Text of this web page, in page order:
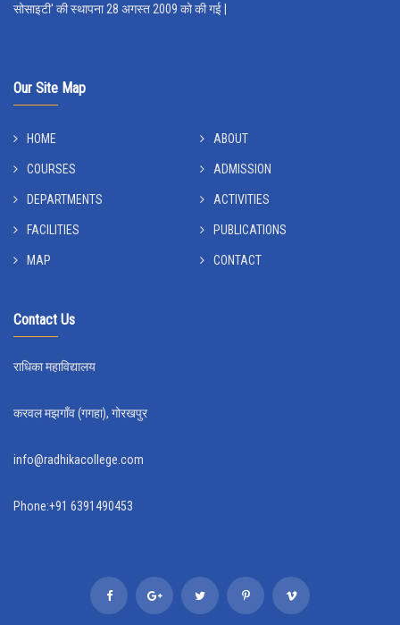
सोसाइटी' की स्थापना 28 अगस्त 2009 को की गई |
Our Site Map
HOME ABOUT
COURSES ADMISSION
DEPARTMENTS ACTIVITIES
FACILITIES PUBLICATIONS
MAP CONTACT
Contact Us
राधिका महाविद्यालय
करवल मझगाँव (गगहा), गोरखपुर
info@radhikacollege.com
Phone:+91 6391490453